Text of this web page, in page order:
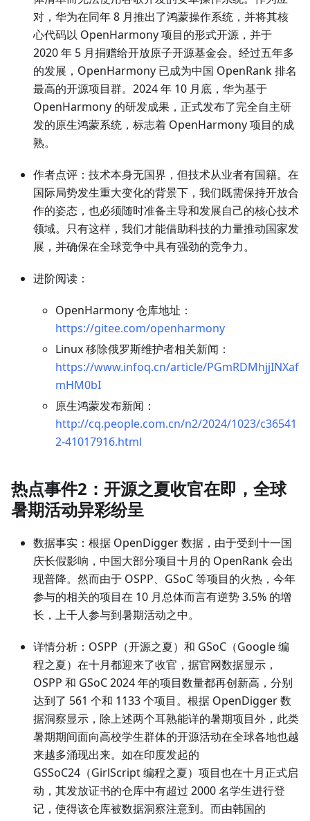
对，华为在同年 8 月推出了鸿蒙操作系统，并将其核
心代码以 OpenHarmony 项目的形式开源，并于
2020 年 5 月捐赠给开放原子开源基金会。经过五年多
的发展，OpenHarmony 已成为中国 OpenRank 排名
最高的开源项目群。2024 年 10 月底，华为基于
OpenHarmony 的研发成果，正式发布了完全自主研
发的原生鸿蒙系统，标志着 OpenHarmony 项目的成
熟。
作者点评：技术本身无国界，但技术从业者有国籍。在
国际局势发生重大变化的背景下，我们既需保持开放合
作的姿态，也必须随时准备主导和发展自己的核心技术
领域。只有这样，我们才能借助科技的力量推动国家发
展，并确保在全球竞争中具有强劲的竞争力。
进阶阅读：
OpenHarmony 仓库地址：
https://gitee.com/openharmony
Linux 移除俄罗斯维护者相关新闻：
https://www.infoq.cn/article/PGmRDMhjjINXaf
mHM0bI
原生鸿蒙发布新闻：
http://cq.people.com.cn/n2/2024/1023/c36541
2-41017916.html
热点事件2：开源之夏收官在即，全球
暑期活动异彩纷呈
数据事实：根据 OpenDigger 数据，由于受到十一国
庆长假影响，中国大部分项目十月的 OpenRank 会出
现普降。然而由于 OSPP、GSoC 等项目的火热，今年
参与的相关的项目在 10 月总体而言有逆势 3.5% 的增
长，上千人参与到暑期活动之中。
详情分析：OSPP（开源之夏）和 GSoC（Google 编
程之夏）在十月都迎来了收官，据官网数据显示，
OSPP 和 GSoC 2024 年的项目数量都再创新高，分别
达到了 561 个和 1133 个项目。根据 OpenDigger 数
据洞察显示，除上述两个耳熟能详的暑期项目外，此类
暑期期间面向高校学生群体的开源活动在全球各地也越
来越多涌现出来。如在印度发起的
GSSoC24（GirlScript 编程之夏）项目也在十月正式启
动，其发放证书的仓库中有超过 2000 名学生进行登
记，使得该仓库被数据洞察注意到。而由韩国的